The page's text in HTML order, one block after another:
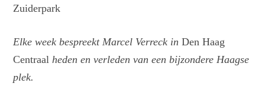
Zuiderpark
Elke week bespreekt Marcel Verreck in Den Haag
Centraalheden en verleden van een bijzondere Haagse
plek.